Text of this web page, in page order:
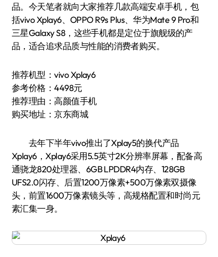
品。今天笔者就向大家推荐几款高端安卓手机，包
括vivo Xplay6、OPPO R9s Plus、华为Mate 9 Pro和
三星Galaxy S8，这些手机都是定位于旗舰级的产
品，适合追求品质与性能的消费者购买。
推荐机型：vivo Xplay6
参考价格：4498元
推荐理由：高颜值手机
购买地址：京东商城
去年下半年vivo推出了Xplay5的换代产品
Xplay6，Xplay6采用5.5英寸2K分辨率屏幕，配备高
通骁龙820处理器、6GB LPDDR4内存、128GB
UFS2.0闪存、后置1200万像素+500万像素双摄像
头，前置1600万像素镜头等，高规格配置和时尚元
素汇集一身。